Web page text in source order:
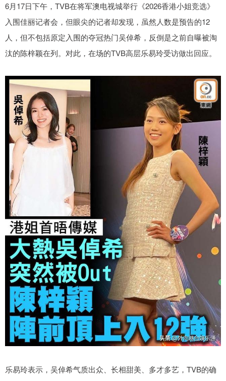
6月17日下午，TVB在将军澳电视城举行《2026香港小姐竞选》
入围佳丽记者会，但眼尖的记者却发现，虽然人数是预告的12
人，但不包括原定入围的夺冠热门吴倬希，反倒是之前自曝被淘
汰的陈梓颖在列。对此，在场的TVB高层乐易玲受访做出回应。
乐易玲表示，吴倬希气质出众、长相甜美、多才多艺，TVB的确